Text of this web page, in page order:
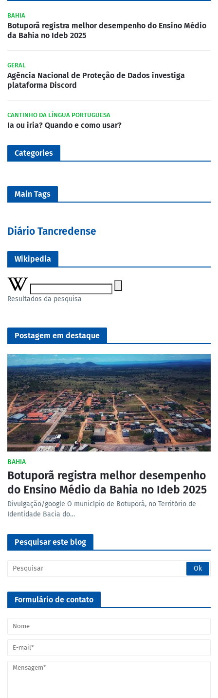
BAHIA
Botuporã registra melhor desempenho do Ensino Médio
da Bahia no Ideb 2025
GERAL
Agência Nacional de Proteção de Dados investiga
plataforma Discord
CANTINHO DA LÍNGUA PORTUGUESA
Ia ou iria? Quando e como usar?
Categories
Main Tags
Diário Tancredense
Wikipedia
Resultados da pesquisa
Postagem em destaque
BAHIA
Botuporã registra melhor desempenho
do Ensino Médio da Bahia no Ideb 2025
Divulgação/google O município de Botuporã, no Território de
Identidade Bacia do…
Pesquisar este blog
Formulário de contato